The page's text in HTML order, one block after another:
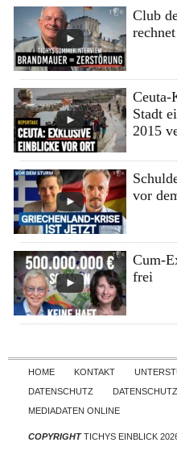
Club
Ceuta-
Stadt
2015
vor
Cum-
frei
HOME KONTAKT
DATENSCHUTZ
MEDIADATEN ONLINE
COPYRIGHTTICHYS EINBLICK